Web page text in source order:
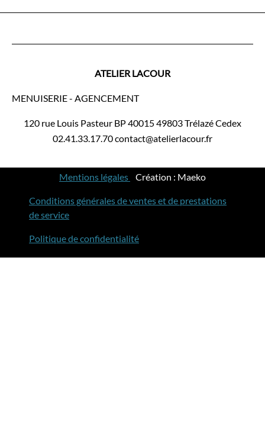
ATELIER LACOUR
MENUISERIE - AGENCEMENT
120 rue Louis Pasteur BP 40015 49803 Trélazé Cedex
02.41.33.17.70 contact@atelierlacour.fr
Mentions légales Création : Maeko
Conditions générales de ventes et de prestations
de service
Politique de confidentialité